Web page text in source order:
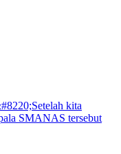
kita
SMANAS tersebut